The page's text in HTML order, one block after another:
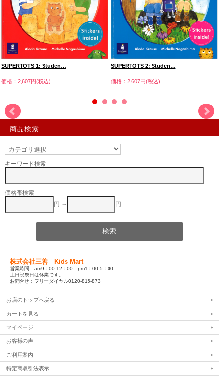
SUPERTOTS 1: Studen…
価格：2,607円(税込)
SUPERTOTS 2: Studen…
価格：2,607円(税込)
商品検索
キーワード検索
価格帯検索
円 ～
円
株式会社三善 Kids Mart
営業時間 am9：00-12：00 pm1：00-5：00
土日祝祭日は休業です。
お問合せ：フリーダイヤル0120-815-873
お店のトップへ戻る
カートを見る
マイページ
お客様の声
ご利用案内
特定商取引法表示